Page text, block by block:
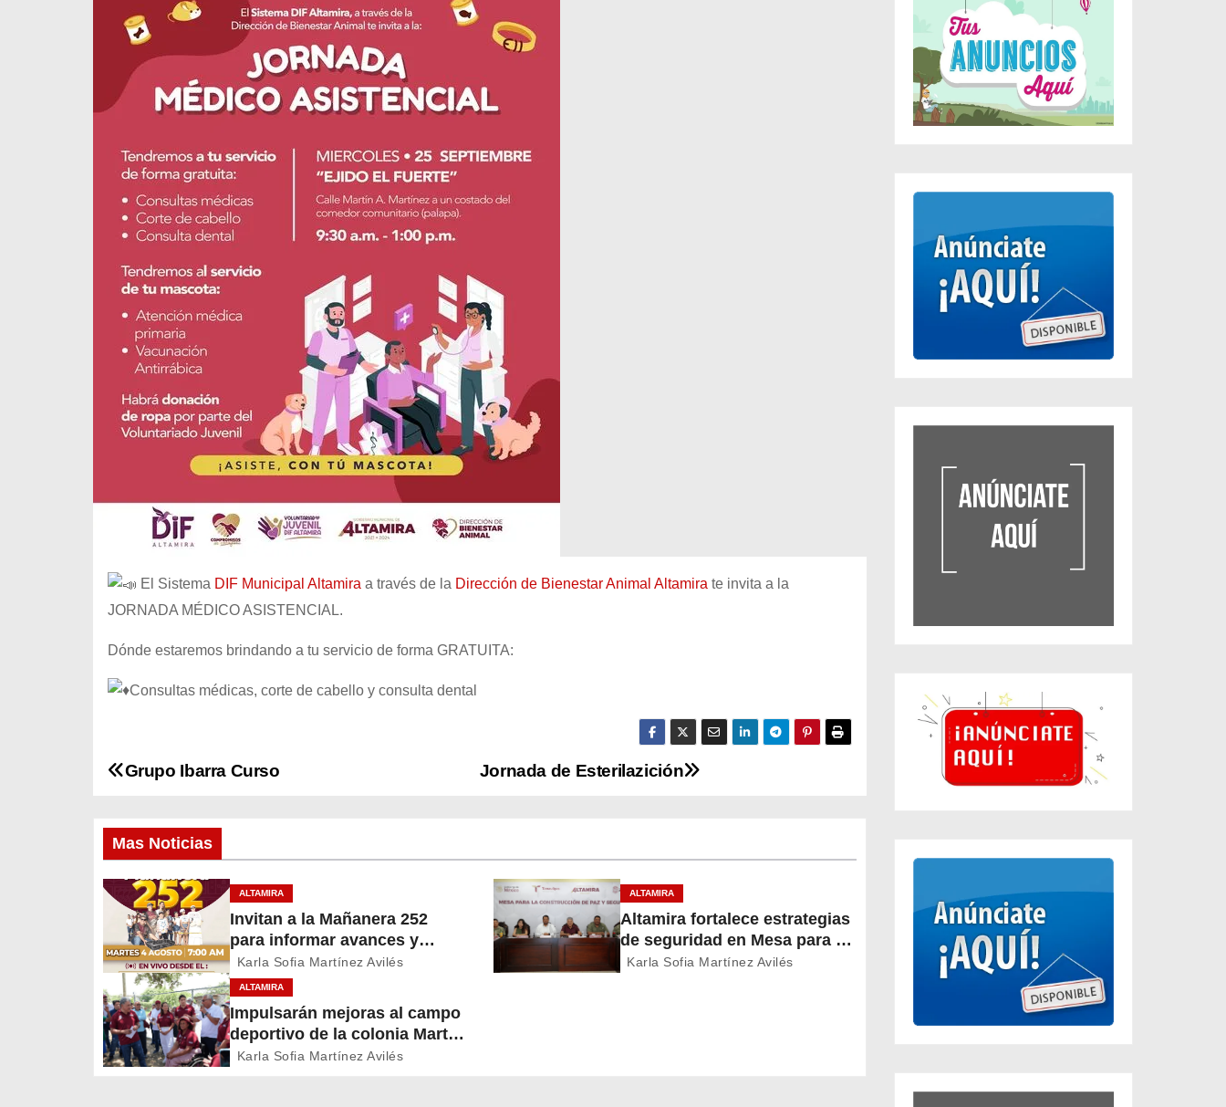
El Sistema DIF Municipal Altamira a través de la Dirección de Bienestar Animal Altamira te invita a la
JORNADA MÉDICO ASISTENCIAL.
Dónde estaremos brindando a tu servicio de forma GRATUITA:
Consultas médicas, corte de cabello y consulta dental
N
v
e
a
c
i
Jornada de Esterilazición
Grupo Ibarra Curso
Mas Noticias
ALTAMIRA
Invitan a la Mañanera 252
para informar avances y
proyectos de Altamira
Karla Sofia Martínez Avilés
ALTAMIRA
Altamira fortalece estrategias
de seguridad en Mesa para la
Construcción de Paz
Karla Sofia Martínez Avilés
ALTAMIRA
Impulsarán mejoras al campo
deportivo de la colonia Martín
A. Martínez
Karla Sofia Martínez Avilés